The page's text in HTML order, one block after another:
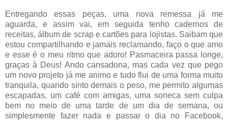
Entregando essas peças, uma nova remessa já me
aguarda, e assim vai, em seguida tenho cadernos de
receitas, álbum de scrap e cartões para lojistas. Saibam que
estou compartilhando e jamais reclamando, faço o que amo
e esse é o meu ritmo que adoro! Pasmaceira passa longe,
graças à Deus! Ando cansadona, mas cada vez que pego
um novo projeto já me animo e tudo flui de uma forma muito
tranquila, quando sinto demais o peso, me permito algumas
escapadas, um café com amigas, uma soneca sem culpa
bem no meio de uma tarde de um dia de semana, ou
simplesmente fazer nada e passar o dia no Facebook,